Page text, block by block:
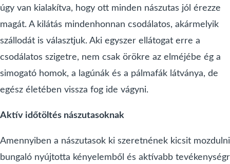
úgy van kialakítva, hogy ott minden nászutas jól érezze
magát. A kilátás mindenhonnan csodálatos, akármelyik
szállodát is választjuk. Aki egyszer ellátogat erre a
csodálatos szigetre, nem csak örökre az elméjébe ég a
simogató homok, a lagúnák és a pálmafák látványa, de
egész életében vissza fog ide vágyni.
Aktív időtöltés nászutasoknak
Amennyiben a nászutasok ki szeretnének kicsit
bungaló nyújtotta kényelemből és aktívabb